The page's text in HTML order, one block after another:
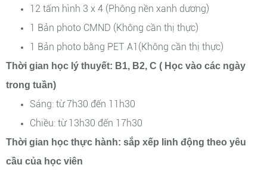
12 tấm hình 3 x 4 (Phông nền xanh dương)
1 Bản photo CMND (Không cần thị thực)
1 Bản photo bằng PET A1(Không cần thị thực)
Thời gian học lý thuyết: B1, B2, C ( Học vào các ngày
trong tuần)
Sáng: từ 7h30 đến 11h30
Chiều: từ 13h30 đến 17h30
Thời gian học thực hành: sắp xếp linh động theo yêu
cầu của học viên